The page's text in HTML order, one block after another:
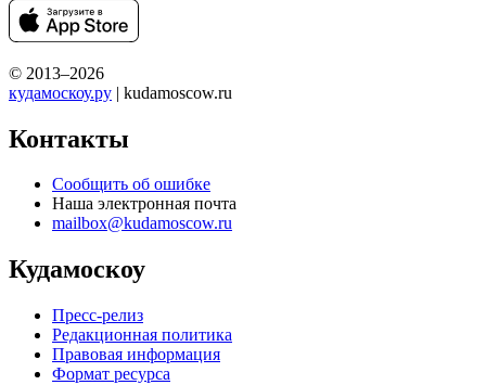
© 2013–2026
кудамоскоу.ру | kudamoscow.ru
Контакты
Сообщить об ошибке
Наша электронная почта
mailbox@kudamoscow.ru
Кудамоскоу
Пресс-релиз
Редакционная политика
Правовая информация
Формат ресурса